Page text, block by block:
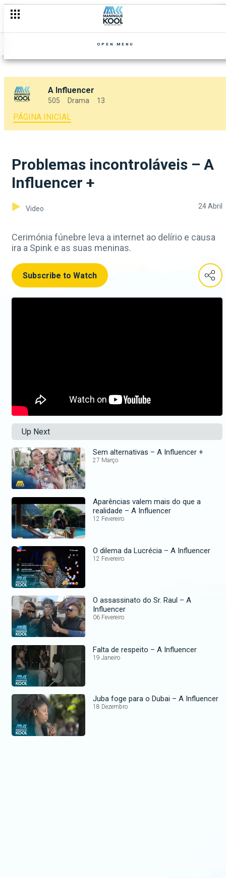
OPEN MENU
A Influencer
505 Drama 13
PÁGINA INICIAL
Problemas incontroláveis – A
Influencer +
Video 24 Abril
Cerimónia fúnebre leva a internet ao delírio e causa
ira a Spink e as suas meninas.
Subscribe to Watch
Up Next
Sem alternativas – A Influencer +
27 Março
Aparências valem mais do que a
realidade – A Influencer
12 Fevereiro
O dilema da Lucrécia – A Influencer
12 Fevereiro
O assassinato do Sr. Raul – A
Influencer
06 Fevereiro
Falta de respeito – A Influencer
19 Janeiro
Juba foge para o Dubai – A Influencer
18 Dezembro